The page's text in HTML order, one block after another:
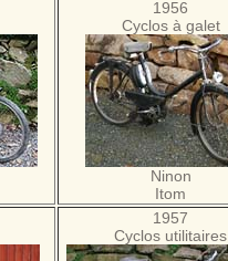
1956
Cyclos à galet
Ninon
Itom
1957
Cyclos utilitaires